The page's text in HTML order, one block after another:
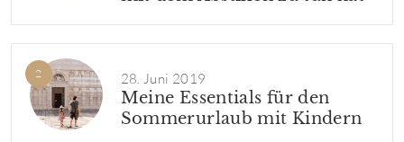
28. Juni 2019
Meine Essentials für den
Sommerurlaub mit Kindern